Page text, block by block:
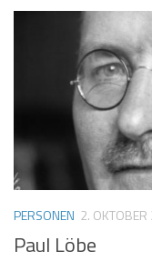
PERSONEN 2.
Paul Löbe